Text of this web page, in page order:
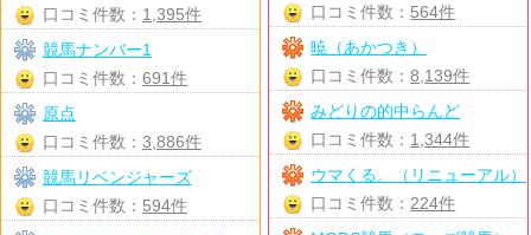
口コミ件数： 564件
暁（あかつき）
口コミ件数：8,139件
みどりの的中らんど
口コミ件数： 1,344件
ウマくる。（リニューアル）
口コミ件数： 224件
口コミ件数： 1,395件
競馬ナンバー1
口コミ件数： 691件
原点
口コミ件数： 3,886件
競馬リベンジャーズ
口コミ件数： 594件